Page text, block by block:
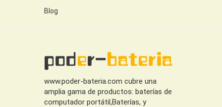
Blog
www.poder-bateria.com cubre una
amplia gama de productos: baterías de
computador portátil,Baterías, y